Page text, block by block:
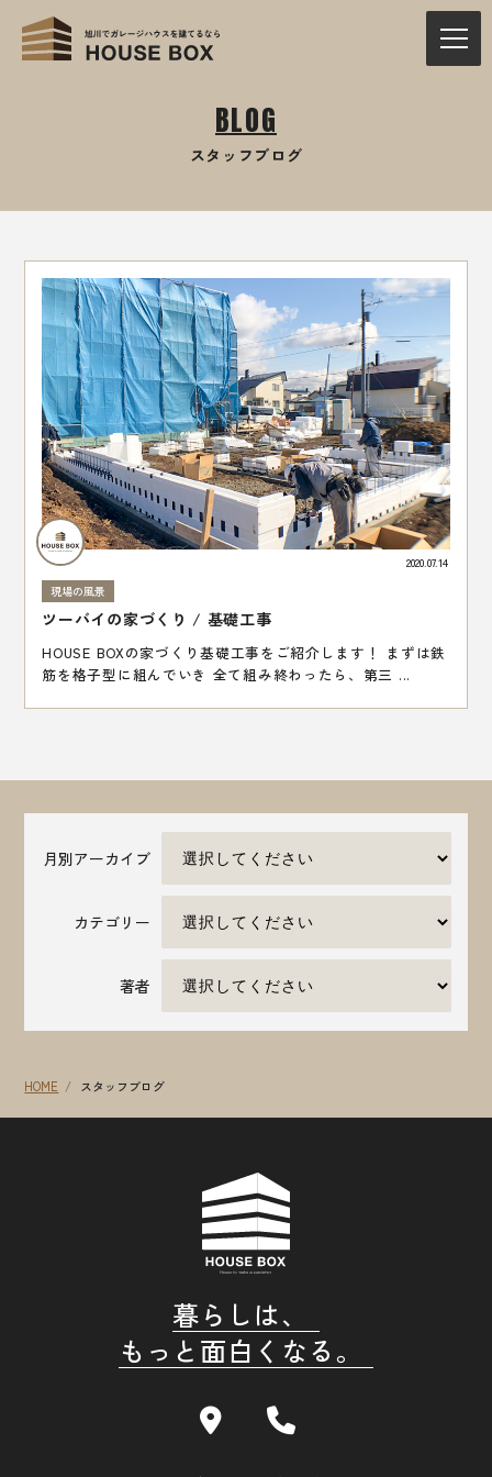
BLOG
スタッフブログ
2020.07.14
現場の風景
ツーバイの家づくり / 基礎工事
HOUSE BOXの家づくり基礎工事をご紹介します！ まずは鉄
筋を格子型に組んでいき 全て組み終わったら、第三 ...
月別アーカイブ
カテゴリー
著者
HOME スタッフブログ
暮らしは、
もっと面白くなる。